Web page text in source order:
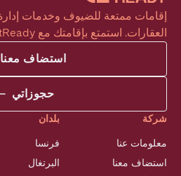
العقارات. استمتع بإقامتك مع GuestReady.
استضاف معنا
حجوزاتي
شركة
معلومات عنا
استضاف معنا
بلدان
فرنسا
البرتغال